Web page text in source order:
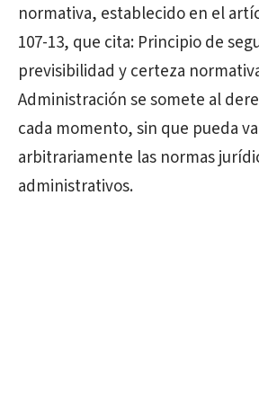
normativa, establecido en el
107-13, que cita: Principio de
previsibilidad y certeza
Administración se somete al
cada momento, sin que pueda
arbitrariamente las normas
administrativos.